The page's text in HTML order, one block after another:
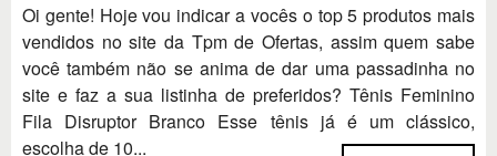
Oi gente! Hoje vou indicar a vocês o top 5 produtos mais
vendidos no site da Tpm de Ofertas, assim quem sabe
você também não se anima de dar uma passadinha no
site e faz a sua listinha de preferidos? Tênis Feminino
Fila Disruptor Branco Esse tênis já é um clássico,
escolha de 10...